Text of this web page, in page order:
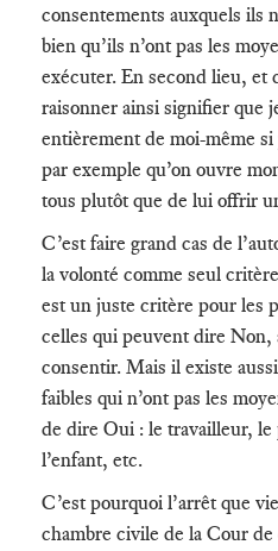
consentements auxquels ils
bien qu’ils n’ont pas les
exécuter. En second lieu, et
raisonner ainsi signifier que
entièrement de moi-même
par exemple qu’on ouvre
tous plutôt que de lui offrir
C’est faire grand cas de
la volonté comme seul
est un juste critère pour les
celles qui peuvent dire Non,
consentir. Mais il existe
faibles qui n’ont pas les
de dire Oui : le travailleur, le
l’enfant, etc.
C’est pourquoi l’arrêt que
chambre civile de la Cour de